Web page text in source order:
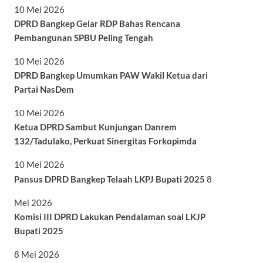
10 Mei 2026
DPRD Bangkep Gelar RDP Bahas Rencana
Pembangunan SPBU Peling Tengah
10 Mei 2026
DPRD Bangkep Umumkan PAW Wakil Ketua dari
Partai NasDem
10 Mei 2026
Ketua DPRD Sambut Kunjungan Danrem
132/Tadulako, Perkuat Sinergitas Forkopimda
10 Mei 2026
Pansus DPRD Bangkep Telaah LKPJ Bupati 2025 8
Mei 2026
Komisi III DPRD Lakukan Pendalaman soal LKJP
Bupati 2025
8 Mei 2026